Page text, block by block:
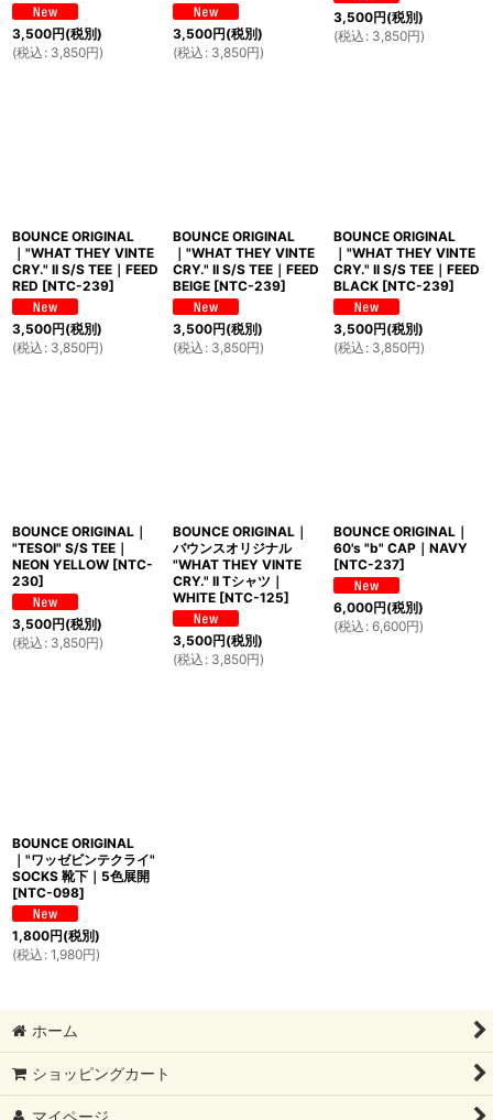
3,500円(税別)
(税込 : 3,850円)
3,500円(税別)
(税込 : 3,850円)
3,500円(税別)
(税込 : 3,850円)
BOUNCE ORIGINAL
｜"WHAT THEY VINTE
CRY." II S/S TEE｜FEED
RED [NTC-239]
3,500円(税別)
(税込 : 3,850円)
BOUNCE ORIGINAL
｜"WHAT THEY VINTE
CRY." II S/S TEE｜FEED
BEIGE [NTC-239]
3,500円(税別)
(税込 : 3,850円)
BOUNCE ORIGINAL
｜"WHAT THEY VINTE
CRY." II S/S TEE｜FEED
BLACK [NTC-239]
3,500円(税別)
(税込 : 3,850円)
BOUNCE ORIGINAL｜
"TESOI" S/S TEE｜
NEON YELLOW [NTC-
230]
3,500円(税別)
(税込 : 3,850円)
BOUNCE ORIGINAL｜
バウンスオリジナル
"WHAT THEY VINTE
CRY." II Tシャツ｜
WHITE [NTC-125]
3,500円(税別)
(税込 : 3,850円)
BOUNCE ORIGINAL｜
60's "b" CAP｜NAVY
[NTC-237]
6,000円(税別)
(税込 : 6,600円)
BOUNCE ORIGINAL
｜"ワッゼビンテクライ"
SOCKS 靴下｜5色展開
[NTC-098]
1,800円(税別)
(税込 : 1,980円)
ホーム
ショッピングカート